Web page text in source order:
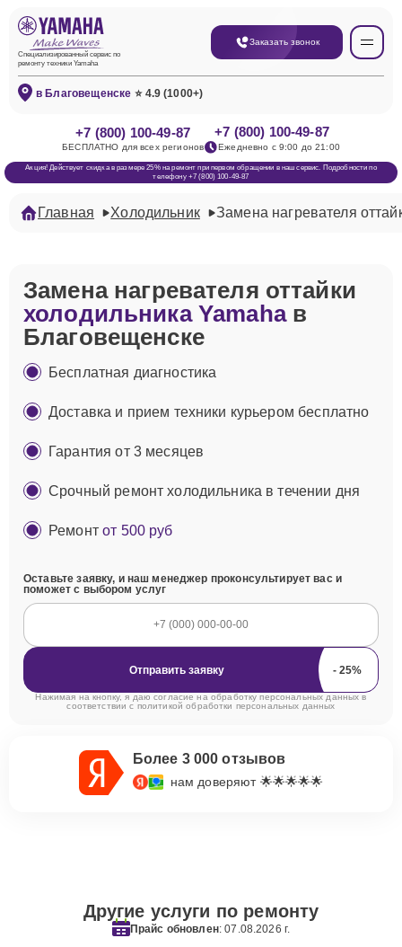
Специализированный сервис по
ремонту техники Yamaha
Заказать звонок
в Благовещенске ⭐ 4.9 (1000+)
+7 (800) 100-49-87
БЕСПЛАТНО для всех регионов
+7 (800) 100-49-87
Ежедневно с 9:00 до 21:00
Акция! Действует скидка в размере 25% на ремонт при первом обращении в наш сервис. Подробности по
телефону +7 (800) 100-49-87
Главная Холодильник Замена нагревателя
Замена нагревателя оттайки
холодильника Yamahaв
Благовещенске
Бесплатная диагностика
Доставка и прием техники курьером бесплатно
Гарантия от 3 месяцев
Срочный ремонт холодильника в течении дня
Ремонтот 500 руб
Оставьте заявку, и наш менеджер проконсультирует вас и
поможет с выбором услуг
Отправить заявку
Нажимая на кнопку, я даю согласие на обработку персональных данных в
соответствии с политикой обработки персональных данных
Более 3 000 отзывов
нам доверяют 🌟🌟🌟🌟🌟
Другие услуги по ремонту
Прайс обновлен: 07.08.2026 г.